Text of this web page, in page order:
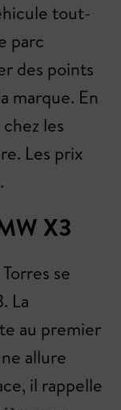
tout-
parc
des points
marque. En
les
Les prix
X3
se
La
au premier
allure
il rappelle